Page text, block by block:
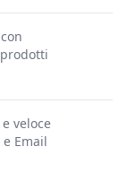
veloce
Email